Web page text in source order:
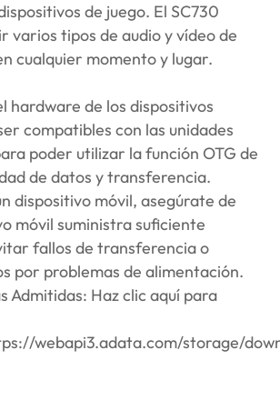
de juego. El SC730
varios tipos de audio y vídeo de
cualquier momento y lugar.
hardware de los dispositivos
compatibles con las unidades
poder utilizar la función OTG de
de datos y transferencia.
dispositivo móvil, asegúrate de
móvil suministra suficiente
fallos de transferencia o
por problemas de alimentación.
Haz clic aquí para
webapi3.adata.com/storage/